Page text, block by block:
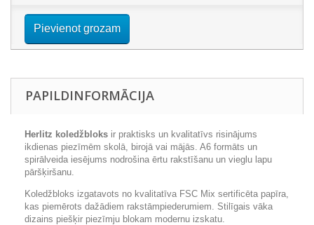
Pievienot grozam
PAPILDINFORMĀCIJA
Herlitz koledžbloks ir praktisks un kvalitatīvs risinājums
ikdienas piezīmēm skolā, birojā vai mājās. A6 formāts un
spirālveida iesējums nodrošina ērtu rakstīšanu un vieglu lapu
pāršķiršanu.
Koledžbloks izgatavots no kvalitatīva FSC Mix sertificēta papīra,
kas piemērots dažādiem rakstāmpiederumiem. Stilīgais vāka
dizains piešķir piezīmju blokam modernu izskatu.